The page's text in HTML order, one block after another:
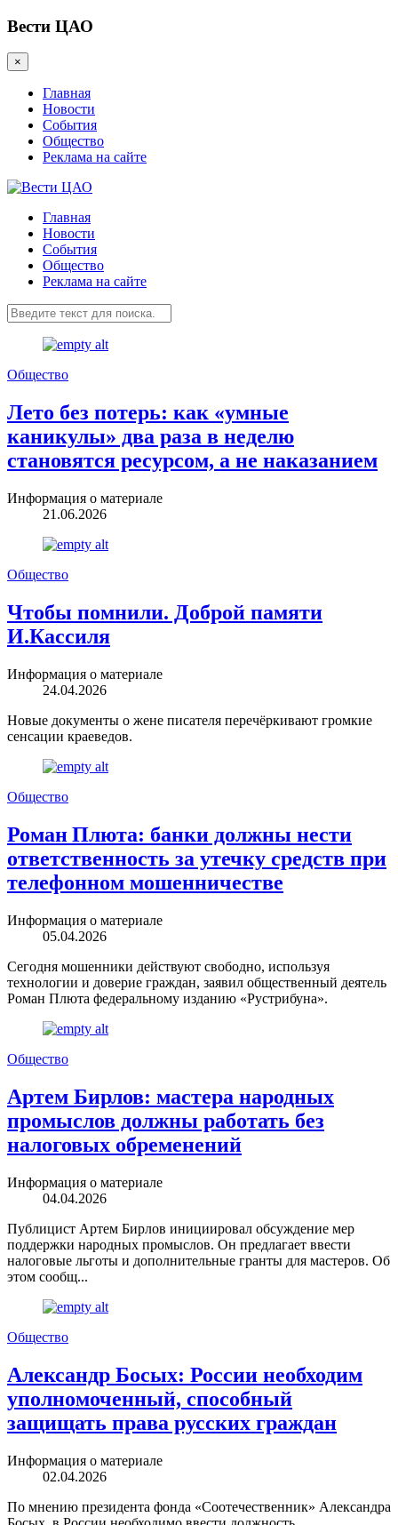
Вести ЦАО
×
Главная
Новости
События
Общество
Реклама на сайте
Главная
Новости
События
Общество
Реклама на сайте
Общество
Лето без потерь: как «умные
каникулы» два раза в неделю
становятся ресурсом, а не наказанием
Информация о материале
21.06.2026
Общество
Чтобы помнили. Доброй памяти
И.Кассиля
Информация о материале
24.04.2026
Новые документы о жене писателя перечёркивают громкие
сенсации краеведов.
Общество
Роман Плюта: банки должны нести
ответственность за утечку средств при
телефонном мошенничестве
Информация о материале
05.04.2026
Сегодня мошенники действуют свободно, используя
технологии и доверие граждан, заявил общественный деятель
Роман Плюта федеральному изданию «Рустрибуна».
Общество
Артем Бирлов: мастера народных
промыслов должны работать без
налоговых обременений
Информация о материале
04.04.2026
Публицист Артем Бирлов инициировал обсуждение мер
поддержки народных промыслов. Он предлагает ввести
налоговые льготы и дополнительные гранты для мастеров. Об
этом сообщ...
Общество
Александр Босых: России необходим
уполномоченный, способный
защищать права русских граждан
Информация о материале
02.04.2026
По мнению президента фонда «Соотечественник» Александра